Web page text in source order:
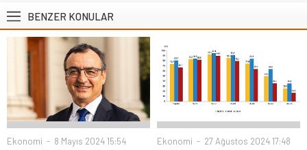
BENZER KONULAR
Ekonomi 8 Mayıs 2024 15:54 Ekonomi 27 Ağustos 2024 17:48